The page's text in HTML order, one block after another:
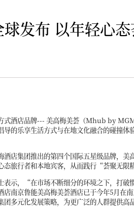
发布 以年轻心
式酒店品牌--- 美高梅美荟（Mhub by
导的乐享生活方式与在地文化融合的碰
店集团推出的第四个国际五星级品牌，
旅行者和本地宾客，从而践行“荟聚无限
示，“在市场不断细分的环境之下，打
南京鲁能美高梅美荟酒店已于今年5月
多元化发展策略，为更广泛的人群提供高